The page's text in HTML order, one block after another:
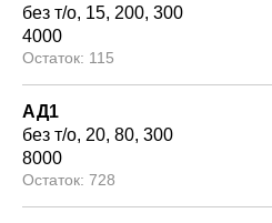
без т/о 15 200 300
4000
115
АД1
без т/о 20 80 300
8000
728